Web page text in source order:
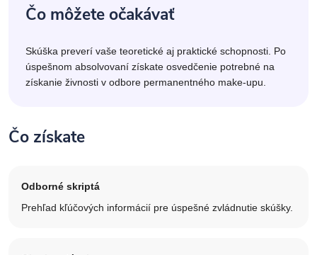
Čo môžete očakávať
Skúška preverí vaše teoretické aj praktické schopnosti. Po
úspešnom absolvovaní získate osvedčenie potrebné na
získanie živnosti v odbore permanentného make-upu.
Čo získate
Odborné skriptá
Prehľad kľúčových informácií pre úspešné zvládnutie skúšky.